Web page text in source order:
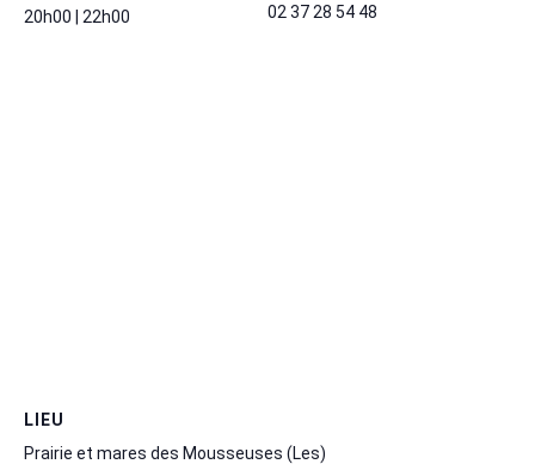
20h00 | 22h00
02 37 28 54 48
LIEU
Prairie et mares des Mousseuses (Les)